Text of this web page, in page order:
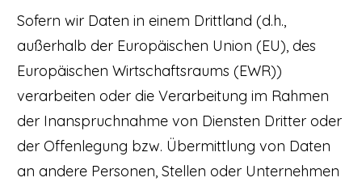
Sofern wir Daten in einem Drittland (d.h.,
außerhalb der Europäischen Union (EU), des
Europäischen Wirtschaftsraums (EWR))
verarbeiten oder die Verarbeitung im Rahmen
der Inanspruchnahme von Diensten Dritter oder
der Offenlegung bzw. Übermittlung von Daten
an andere Personen, Stellen oder Unternehmen